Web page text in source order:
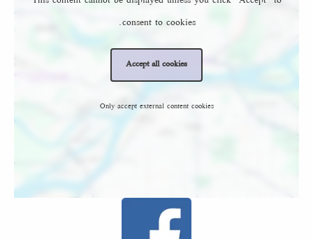
consent to cookies.
Accept all cookies
Only accept external content cookies